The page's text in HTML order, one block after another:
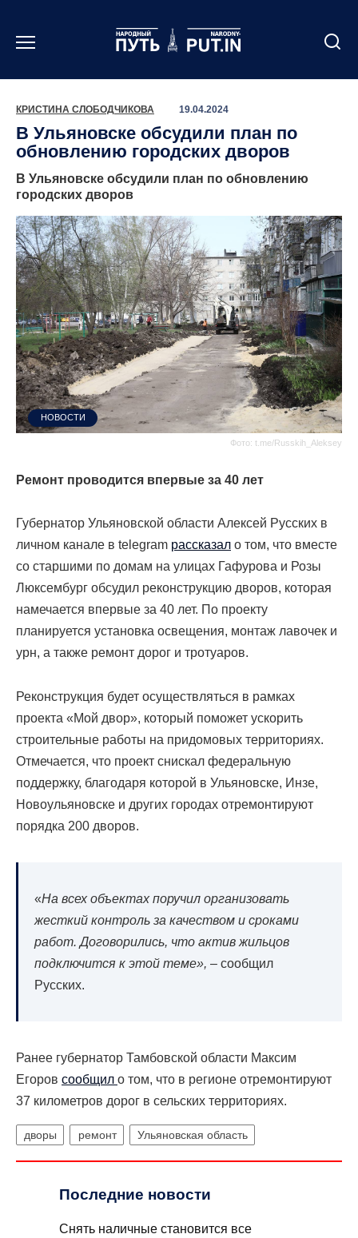
содержанию
КРИСТИНА СЛОБОДЧИКОВА 19.04.2024
В Ульяновске обсудили план по
обновлению городских дворов
В Ульяновске обсудили план по обновлению
городских дворов
Фото: t.me/Russkih_Aleksey
НОВОСТИ
Ремонт проводится впервые за 40 лет
Губернатор Ульяновской области Алексей Русских в
личном канале в telegram рассказал о том, что вместе
со старшими по домам на улицах Гафурова и Розы
Люксембург обсудил реконструкцию дворов, которая
намечается впервые за 40 лет. По проекту
планируется установка освещения, монтаж лавочек и
урн, а также ремонт дорог и тротуаров.
Реконструкция будет осуществляться в рамках
проекта «Мой двор», который поможет ускорить
строительные работы на придомовых территориях.
Отмечается, что проект снискал федеральную
поддержку, благодаря которой в Ульяновске, Инзе,
Новоульяновске и других городах отремонтируют
порядка 200 дворов.
«На всех объектах поручил организовать
жесткий контроль за качеством и сроками
работ. Договорились, что актив жильцов
подключится к этой теме», – сообщил
Русских.
Ранее губернатор Тамбовской области Максим
Егоров сообщил о том, что в регионе отремонтируют
37 километров дорог в сельских территориях.
дворы ремонт Ульяновская область
Последние новости
Снять наличные становится все